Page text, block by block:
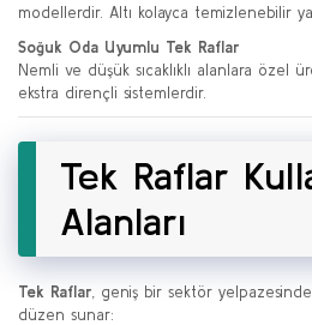
modellerdir. Altı kolayca temizlenebilir
Soğuk Oda Uyumlu Tek Raflar
Nemli ve düşük sıcaklıklı alanlara özel
ekstra dirençli sistemlerdir.
Tek Raflar
Alanları
Tek Raflar , geniş bir sektör
düzen sunar: